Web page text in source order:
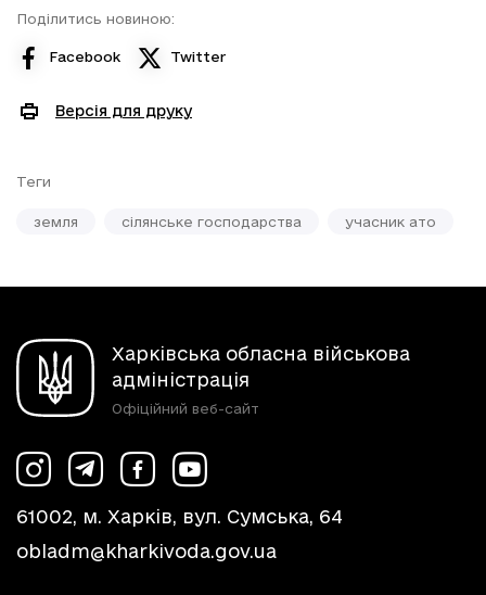
Поділитись новиною:
Facebook Twitter
Версія для друку
Теги
земля сілянське господарства учасник ато
Харківська обласна військова
адміністрація
Офіційний веб-сайт
61002, м. Харків, вул. Сумська, 64
obladm@kharkivoda.gov.ua